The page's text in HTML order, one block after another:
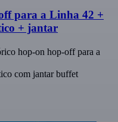
para a Linha 42 +
+ jantar
hop-on hop-off para a
com jantar buffet